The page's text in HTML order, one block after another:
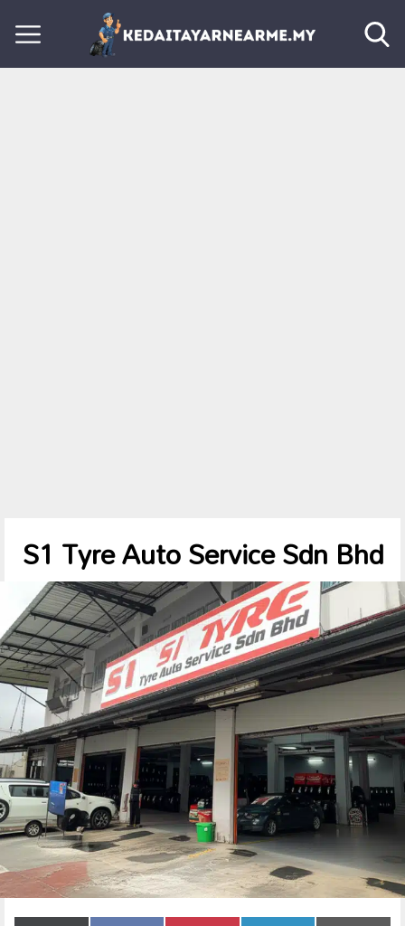
S1 Tyre Auto Service Sdn Bhd